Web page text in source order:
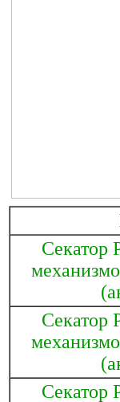
Секатор
Секатор
Секатор